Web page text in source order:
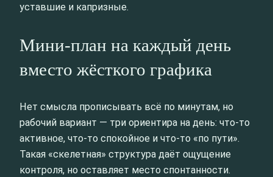
уставшие и капризные.
Мини-план на каждый день
вместо жёсткого графика
Нет смысла прописывать всё по минутам, но
рабочий вариант — три ориентира на день: что-то
активное, что-то спокойное и что-то «по пути».
Такая «скелетная» структура даёт ощущение
контроля, но оставляет место спонтанности.